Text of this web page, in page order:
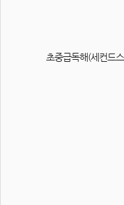
초중급독해(세컨드